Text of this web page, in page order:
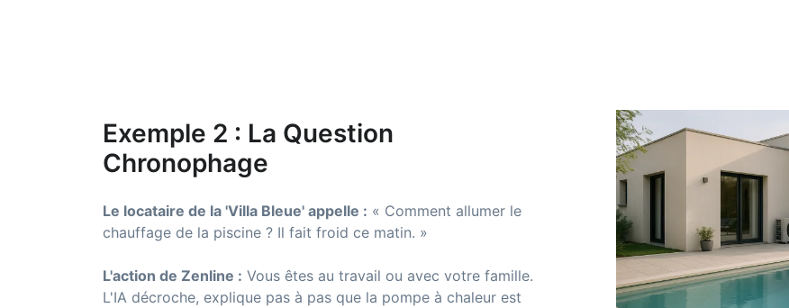
Exemple 2 : La Question
Chronophage
Le locataire de la 'Villa Bleue' appelle : « Comment allumer le
chauffage de la piscine ? Il fait froid ce matin. »
L'action de Zenline : Vous êtes au travail ou avec votre famille.
L'IA décroche, explique pas à pas que la pompe à chaleur est